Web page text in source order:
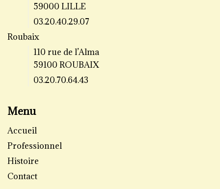
59000 LILLE
03.20.40.29.07
Roubaix
110 rue de l’Alma
59100 ROUBAIX
03.20.70.64.43
Menu
Accueil
Professionnel
Histoire
Contact